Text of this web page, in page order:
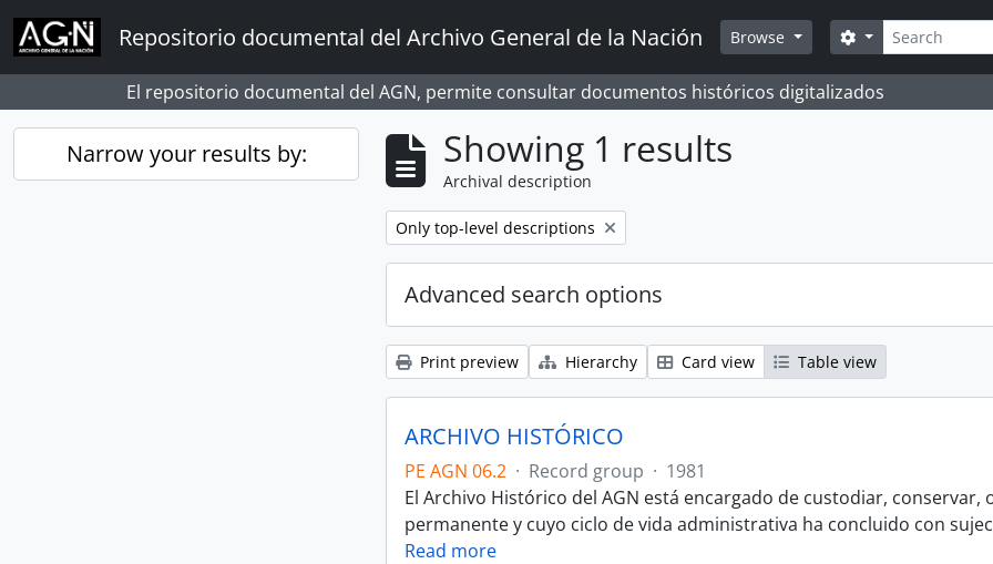
Skip to main content
Repositorio documental del Archivo General de la Nación Browse Search
Search options
El repositorio documental del AGN, permite consultar documentos históricos digitalizados
Narrow your results by: Showing 1 results
Archival description
Remove filter:
Only top-level descriptions
Advanced search options
Print preview Hierarchy Card view Table view
ARCHIVO HISTÓRICO
PE AGN 06.2 · Record group · 1981
El Archivo Histórico del AGN está encargado de custodiar,
permanente y cuyo ciclo de vida administrativa ha concluido con
Read more